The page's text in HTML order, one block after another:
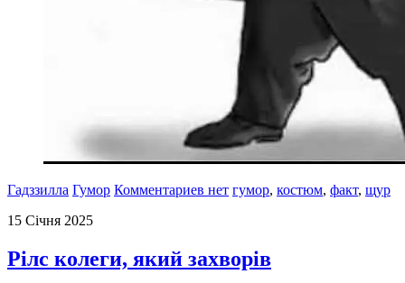
Гадззилла Гумор Комментариев нет гумор, костюм, факт, щур
15 Січня 2025
Рілс колеги, який захворів